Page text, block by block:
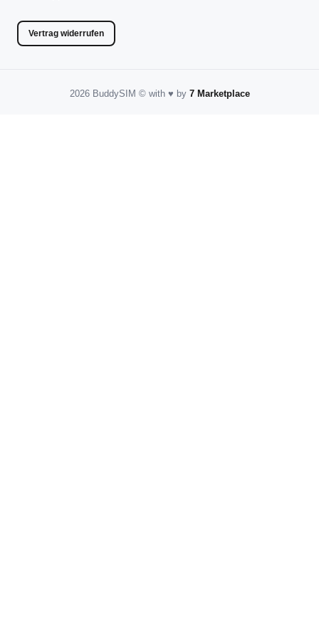
Vertrag widerrufen
2026 BuddySIM ©️with ♥️ by 7 Marketplace